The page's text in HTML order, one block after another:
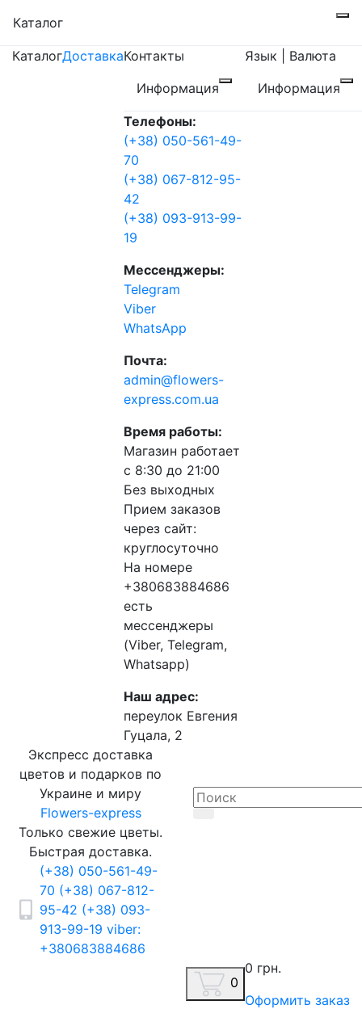
Каталог
КаталогДоставкаКонтакты
Информация
Телефоны:
(+38) 050-561-49-
70
(+38) 067-812-95-
42
(+38) 093-913-99-
19
Мессенджеры:
Telegram
Viber
WhatsApp
Почта:
admin@flowers-
express.com.ua
Время работы:
Магазин работает
с 8:30 до 21:00
Без выходных
Прием заказов
через сайт:
круглосуточно
На номере
+380683884686
есть
мессенджеры
(Viber, Telegram,
Whatsapp)
Наш адрес:
переулок Евгения
Гуцала, 2
Язык | Валюта
Информация
Экспресс доставка
цветов и подарков по
Украине и миру
Flowers-express
Только свежие цветы.
Быстрая доставка.
(+38) 050-561-49-
70 (+38) 067-812-
95-42 (+38) 093-
913-99-19 viber:
+380683884686
0
0 грн.
Оформить заказ